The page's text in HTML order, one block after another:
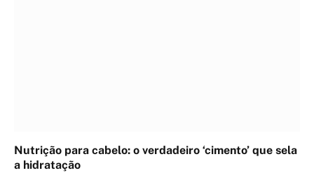
Nutrição para cabelo: o verdadeiro ‘cimento’ que sela
a hidratação